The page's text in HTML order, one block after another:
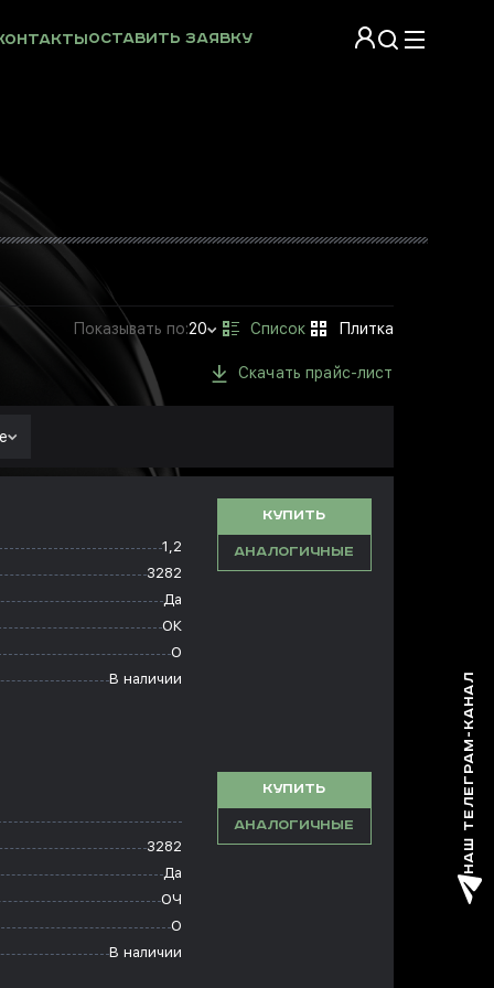
НАШ ТЕЛЕГРАМ-КАНАЛ
Оставить заявку
Показывать по:20
Скачать прайс-лист
1,2
3282
Да
ОК
О
В наличии
КУПИТЬ
АНАЛОГИЧНЫЕ
3282
Да
ОЧ
О
В наличии
КУПИТЬ
АНАЛОГИЧНЫЕ